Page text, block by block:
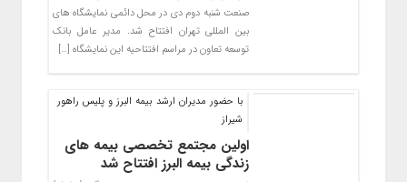
صنعت شنبه دوم دی در محل دائمی نمایشگاه های
بین المللی تهران افتتاح شد. مدیر عامل بانک
توسعه تعاون در مراسم افتتاحیه این نمایشگاه […]
با حضور مدیران ارشد بیمه البرز و پلیس راهور
شیراز
اولین مجتمع تخصصی بیمه های
زندگی بیمه البرز افتتاح شد